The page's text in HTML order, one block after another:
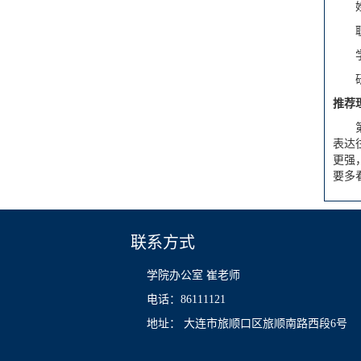
推荐
表达
更强
要多
联系方式
学院办公室 崔老师
电话：86111121
地址： 大连市旅顺口区旅顺南路西段6号